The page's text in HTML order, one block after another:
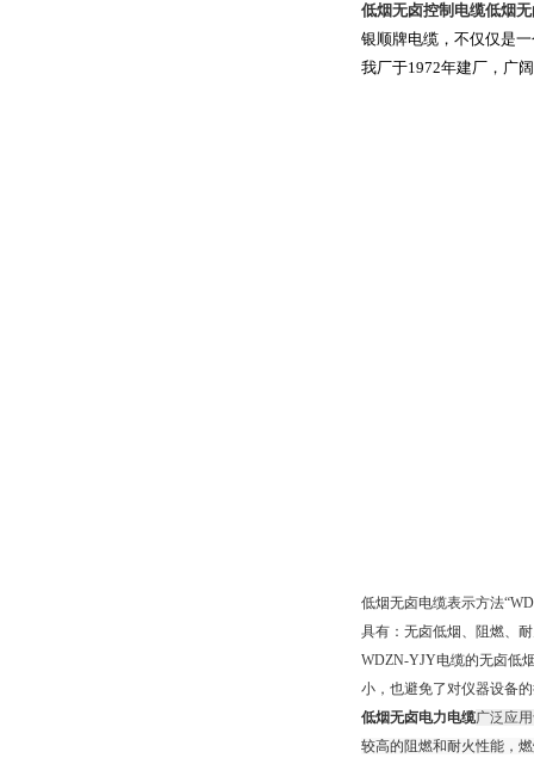
低烟无卤控制电缆低烟
银顺牌电缆，不仅仅是
我厂于1972年建厂，广
低烟无卤电缆表示方法
具有：无卤低烟、阻燃、
WDZN-YJY电缆的无卤低
小，也避免了对仪器设备
低烟无卤电力电缆广泛应
较高的阻燃和耐火性能，